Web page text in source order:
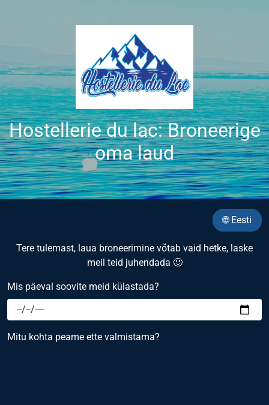
Hostellerie du lac: Broneerige
oma laud
🌐 Eesti
Tere tulemast, laua broneerimine võtab vaid hetke, laske
meil teid juhendada 🙂
Mis päeval soovite meid külastada?
Mitu kohta peame ette valmistama?